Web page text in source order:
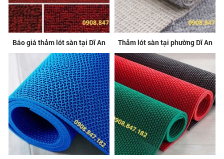
Báo giá thảm lót sàn tại Dĩ An Thảm lót sàn tại phường Dĩ An